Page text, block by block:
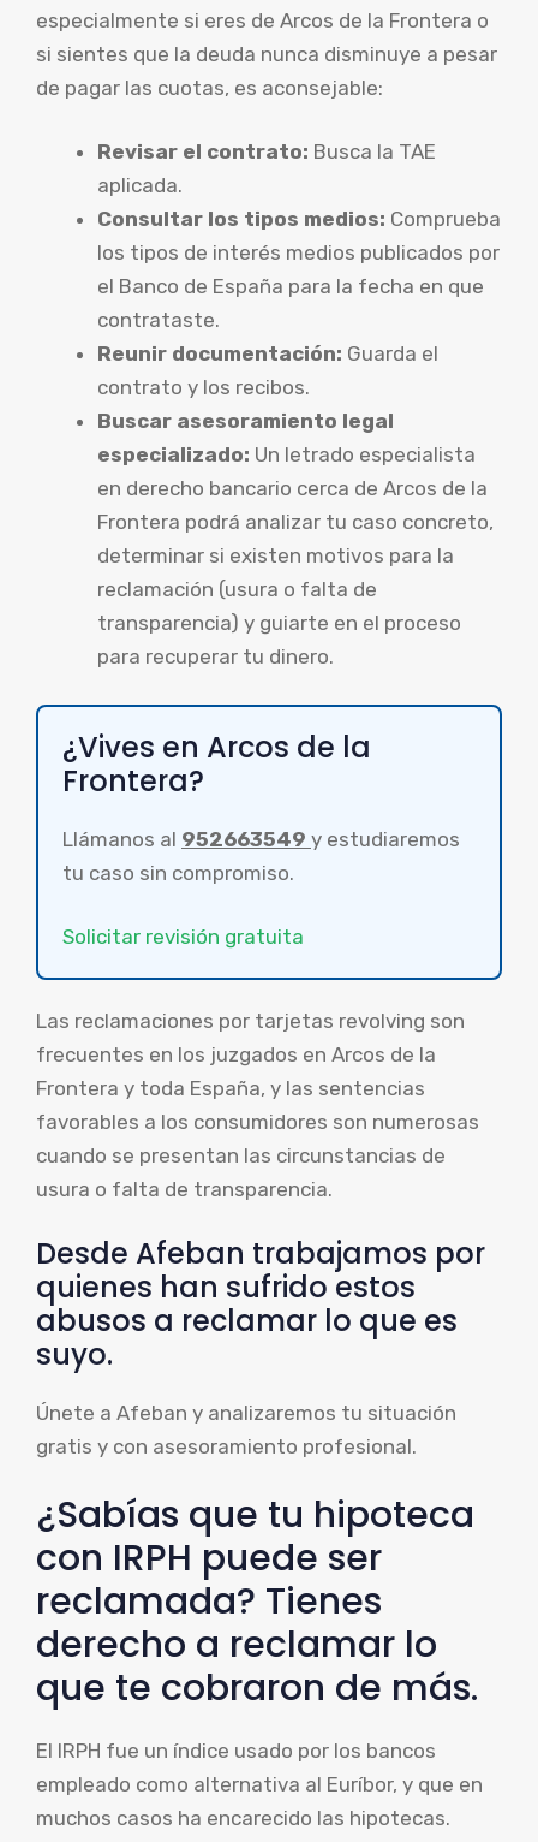
especialmente si eres de Arcos de la Frontera o
si sientes que la deuda nunca disminuye a pesar
de pagar las cuotas, es aconsejable:
Revisar el contrato: Busca la TAE
aplicada.
Consultar los tipos medios: Comprueba
los tipos de interés medios publicados por
el Banco de España para la fecha en que
contrataste.
Reunir documentación: Guarda el
contrato y los recibos.
Buscar asesoramiento legal
especializado: Un letrado especialista
en derecho bancario cerca de Arcos de la
Frontera podrá analizar tu caso concreto,
determinar si existen motivos para la
reclamación (usura o falta de
transparencia) y guiarte en el proceso
para recuperar tu dinero.
¿Vives en Arcos de la
Frontera?
Llámanos al 952663549 y estudiaremos
tu caso sin compromiso.
Solicitar revisión gratuita
Las reclamaciones por tarjetas revolving son
frecuentes en los juzgados en Arcos de la
Frontera y toda España, y las sentencias
favorables a los consumidores son numerosas
cuando se presentan las circunstancias de
usura o falta de transparencia.
Desde Afeban trabajamos por
quienes han sufrido estos
abusos a reclamar lo que es
suyo.
Únete a Afeban y analizaremos tu situación
gratis y con asesoramiento profesional.
¿Sabías que tu hipoteca
con IRPH puede ser
reclamada? Tienes
derecho a reclamar lo
que te cobraron de más.
El IRPH fue un índice usado por los bancos
empleado como alternativa al Euríbor, y que en
muchos casos ha encarecido las hipotecas.